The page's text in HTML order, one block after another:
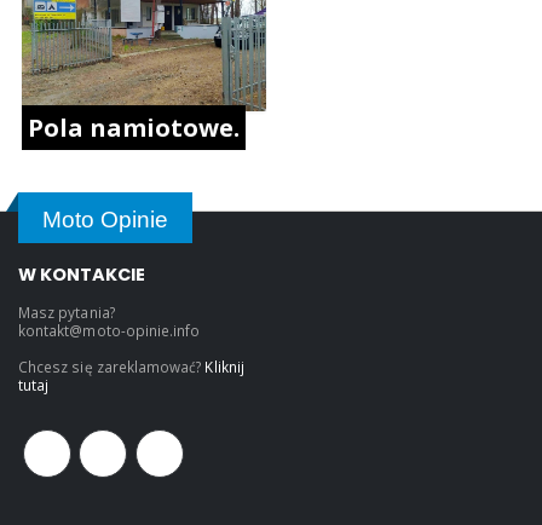
Pola namiotowe.
Moto Opinie
W KONTAKCIE
Masz pytania?
kontakt@moto-opinie.info
Chcesz się zareklamować? Kliknij
tutaj